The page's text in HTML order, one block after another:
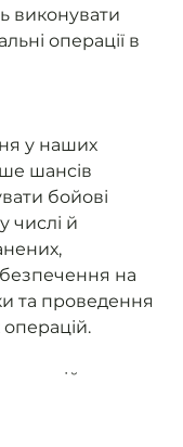
виконувати
операції в
у наших
шансів
бойові
числі й
на
та проведення
операцій.
військовим